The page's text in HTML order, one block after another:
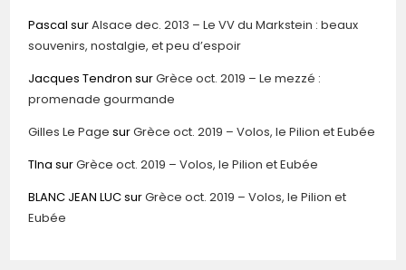
Pascal surAlsace dec. 2013 – Le VV du Markstein : beaux
souvenirs, nostalgie, et peu d’espoir
Jacques Tendron surGrèce oct. 2019 – Le mezzé :
promenade gourmande
Gilles Le Page surGrèce oct. 2019 – Volos, le Pilion et Eubée
TIna surGrèce oct. 2019 – Volos, le Pilion et Eubée
BLANC JEAN LUCsurGrèce oct. 2019 – Volos, le Pilion et
Eubée